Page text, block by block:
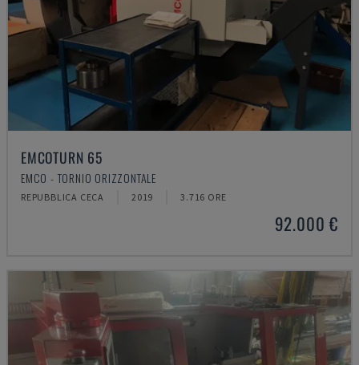
EMCOTURN 65
EMCO - TORNIO ORIZZONTALE
REPUBBLICA CECA 2019 3.716 ORE
92.000 €